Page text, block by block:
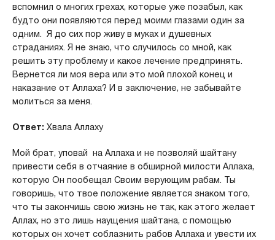
вспомнил о многих грехах, которые уже позабыл, как
будто они появляются перед моими глазами один за
одним. Я до сих пор живу в муках и душевных
страданиях. Я не знаю, что случилось со мной, как
решить эту проблему и какое лечение предпринять.
Вернется ли моя вера или это мой плохой конец и
наказание от Аллаха? И в заключение, не забывайте
молиться за меня.
Ответ: Хвала Аллаху
Мой брат, уповай на Аллаха и не позволяй шайтану
привести себя в отчаяние в обширной милости Аллаха,
которую Он пообещал Своим верующим рабам. Ты
говоришь, что твое положение является знаком того,
что ты закончишь свою жизнь не так, как этого желает
Аллах, но это лишь наущения шайтана, с помощью
которых он хочет соблазнить рабов Аллаха и увести их